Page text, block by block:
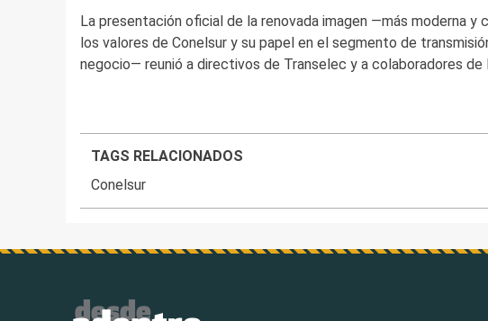
La presentación oficial de la renovada imagen —más moderna y
los valores de Conelsur y su papel en el segmento de
negocio— reunió a directivos de Transelec y a colaboradores de
TAGS RELACIONADOS
Conelsur